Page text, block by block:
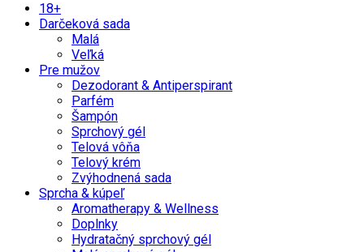
18+
Darčeková sada
Malá
Veľká
Pre mužov
Dezodorant & Antiperspirant
Parfém
Šampón
Sprchový gél
Telová vôňa
Telový krém
Zvýhodnená sada
Sprcha & kúpeľ
Aromatherapy & Wellness
Doplnky
Hydratačný sprchový gél